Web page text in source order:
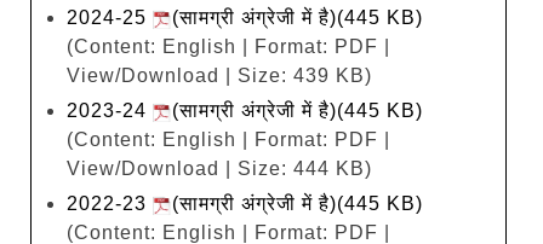
2024-25
(सामग्री अंग्रेजी में है)(445 KB)
(Content: English | Format: PDF |
View/Download | Size: 439 KB)
2023-24
(सामग्री अंग्रेजी में है)(445 KB)
(Content: English | Format: PDF |
View/Download | Size: 444 KB)
2022-23
(सामग्री अंग्रेजी में है)(445 KB)
(Content: English | Format: PDF |